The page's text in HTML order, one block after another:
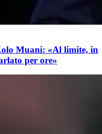
Muani: «Al limite, in
per ore»